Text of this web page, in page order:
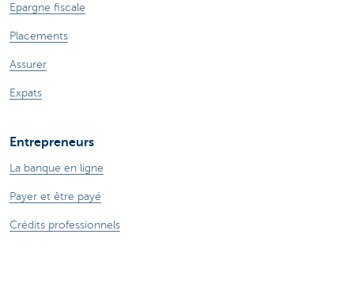
Epargne fiscale
Placements
Assurer
Expats
Entrepreneurs
La banque en ligne
Payer et être payé
Crédits professionnels